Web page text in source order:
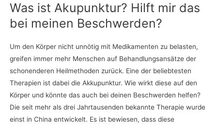
Was ist Akupunktur? Hilft mir das
bei meinen Beschwerden?
Um den Körper nicht unnötig mit Medikamenten zu belasten,
greifen immer mehr Menschen auf Behandlungsansätze der
schonenderen Heilmethoden zurück. Eine der beliebtesten
Therapien ist dabei die Akkupunktur. Wie wirkt diese auf den
Körper und könnte das auch bei deinen Beschwerden helfen?
Die seit mehr als drei Jahrtausenden bekannte Therapie wurde
einst in China entwickelt. Es ist bewiesen, dass diese